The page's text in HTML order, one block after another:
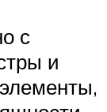
с
и